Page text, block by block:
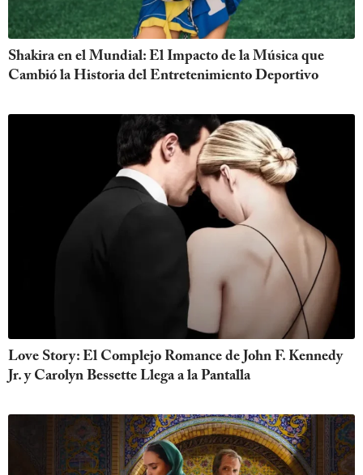
Shakira en el Mundial: El Impacto de la Música que
Cambió la Historia del Entretenimiento Deportivo
Love Story: El Complejo Romance de John F. Kennedy
Jr. y Carolyn Bessette Llega a la Pantalla